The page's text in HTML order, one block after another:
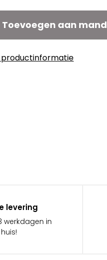
Toevoegen aan mand
productinformatie
levering
werkdagen in
huis!